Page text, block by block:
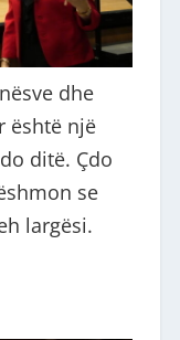
dhe
është një
ditë. Çdo
se
largësi.